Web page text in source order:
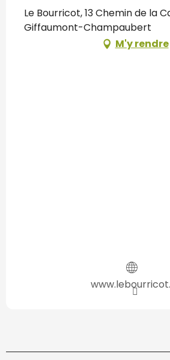
Le Bourricot, 13 Chemin de la
Giffaumont-Champaubert
M'y rendre